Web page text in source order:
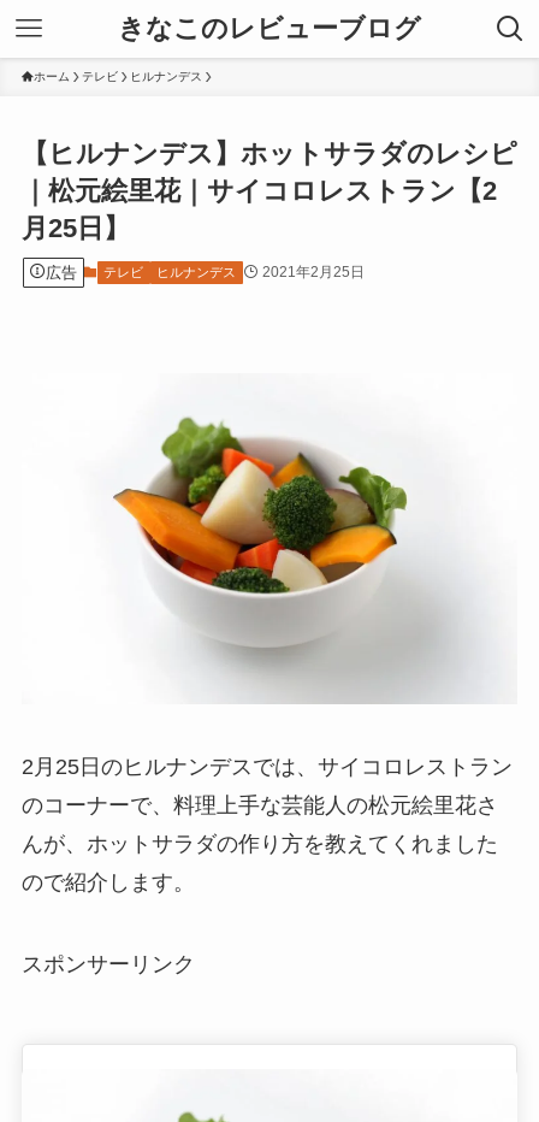
きなこのレビューブログ
ホーム テレビ ヒルナンデス
【ヒルナンデス】ホットサラダのレシピ
｜松元絵里花｜サイコロレストラン【2
月25日】
広告 テレビ ヒルナンデス 2021年2月25日
2月25日のヒルナンデスでは、サイコロレストラン
のコーナーで、料理上手な芸能人の松元絵里花さ
んが、ホットサラダの作り方を教えてくれました
ので紹介します。
スポンサーリンク